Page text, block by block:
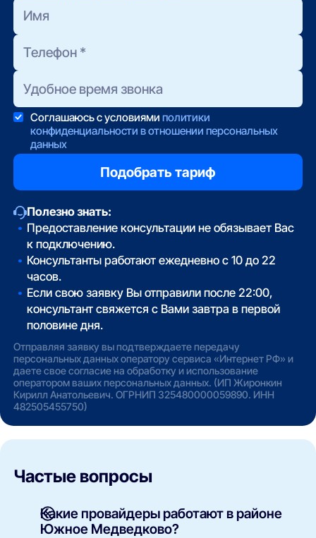
Соглашаюсь с условиями политики
конфиденциальности в отношении персональных
данных
Полезно знать:
Предоставление консультации не обязывает Вас
к подключению.
Консультанты работают ежедневно с 10 до 22
часов.
Если свою заявку Вы отправили после 22:00,
консультант свяжется с Вами завтра в первой
половине дня.
Отправляя заявку вы подтверждаете передачу
персональных данных оператору сервиса «Интернет РФ» и
даете свое согласие на обработку и использование
оператором ваших персональных данных. (ИП Жиронкин
Кирилл Анатольевич. ОГРНИП 325480000059890. ИНН
482505455750)
Частые вопросы
Какие провайдеры работают в районе
Южное Медведково?